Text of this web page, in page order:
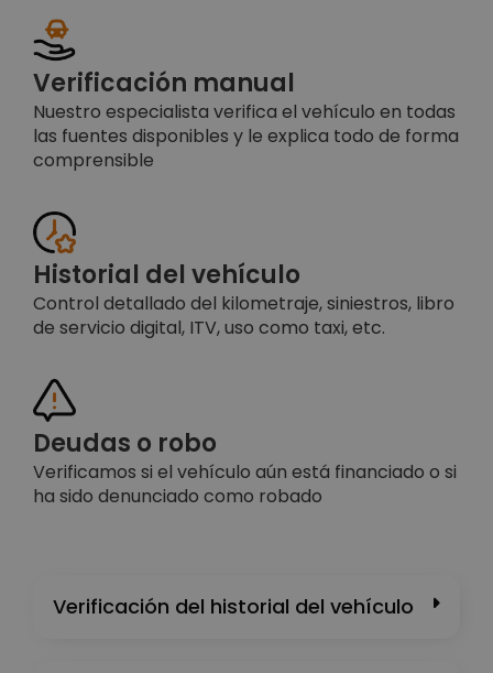
Verificación manual
Nuestro especialista verifica el vehículo en todas
las fuentes disponibles y le explica todo de forma
comprensible
Historial del vehículo
Control detallado del kilometraje, siniestros, libro
de servicio digital, ITV, uso como taxi, etc.
Deudas o robo
Verificamos si el vehículo aún está financiado o si
ha sido denunciado como robado
Verificación del historial del vehículo